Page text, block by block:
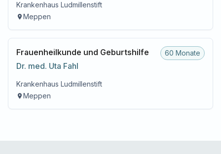
Krankenhaus Ludmillenstift
Meppen
Frauenheilkunde und Geburtshilfe
Dr. med. Uta Fahl
60 Monate
Krankenhaus Ludmillenstift
Meppen